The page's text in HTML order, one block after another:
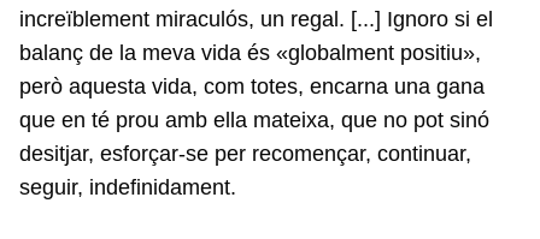
increïblement miraculós, un regal. [...] Ignoro si el
balanç de la meva vida és «globalment positiu»,
però aquesta vida, com totes, encarna una gana
que en té prou amb ella mateixa, que no pot sinó
desitjar, esforçar-se per recomençar, continuar,
seguir, indefinidament.